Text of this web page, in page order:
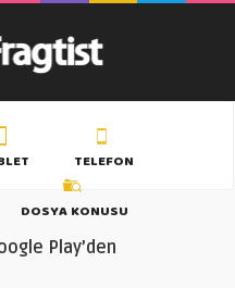
TELEFON
DOSYA KONUSU
Play’den